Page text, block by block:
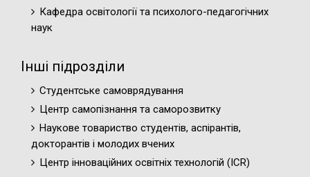
Кафедра освітології та психолого-педагогічних
наук
Інші підрозділи
Студентське самоврядування
Центр самопізнання та саморозвитку
Наукове товариство студентів, аспірантів,
докторантів і молодих вчених
Центр інноваційних освітніх технологій (ICR)